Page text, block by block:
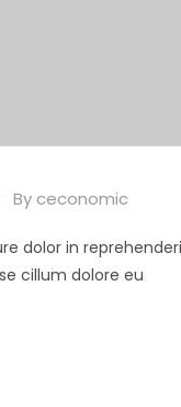
By ceconomic
dolor in
cillum dolore eu